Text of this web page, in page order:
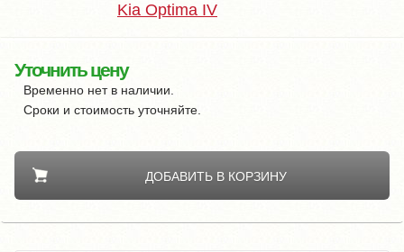
Kia Optima IV
Уточнить цену
Временно нет в наличии.
Сроки и стоимость уточняйте.
ДОБАВИТЬ В КОРЗИНУ